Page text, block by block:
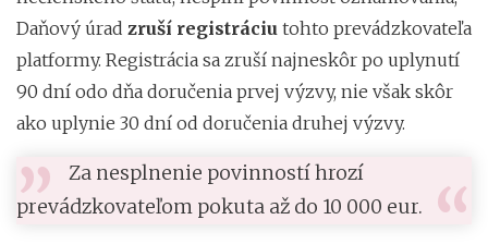
Daňový úrad zruší registráciu tohto prevádzkovateľa
platformy. Registrácia sa zruší najneskôr po uplynutí
90 dní odo dňa doručenia prvej výzvy, nie však skôr
ako uplynie 30 dní od doručenia druhej výzvy.
Za nesplnenie povinností hrozí
prevádzkovateľom pokuta až do 10 000 eur.